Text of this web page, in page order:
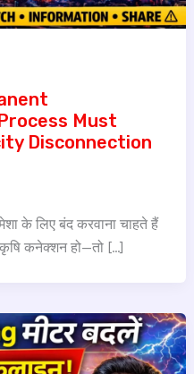
Must
Disconnection
के लिए बंद करवाना चाहते हैं
कनेक्शन हो—तो […]